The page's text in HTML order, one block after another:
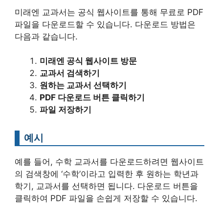
미래엔 교과서는 공식 웹사이트를 통해 무료로 PDF
파일을 다운로드할 수 있습니다. 다운로드 방법은
다음과 같습니다.
미래엔 공식 웹사이트 방문
교과서 검색하기
원하는 교과서 선택하기
PDF 다운로드 버튼 클릭하기
파일 저장하기
예시
예를 들어, 수학 교과서를 다운로드하려면 웹사이트
의 검색창에 ‘수학’이라고 입력한 후 원하는 학년과
학기, 교과서를 선택하면 됩니다. 다운로드 버튼을
클릭하여 PDF 파일을 손쉽게 저장할 수 있습니다.